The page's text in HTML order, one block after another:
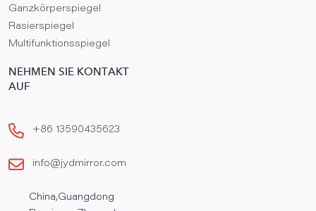
Ganzkörperspiegel
Rasierspiegel
Multifunktionsspiegel
NEHMEN SIE KONTAKT
AUF
+86 13590435623
info@jydmirror.com
China,Guangdong